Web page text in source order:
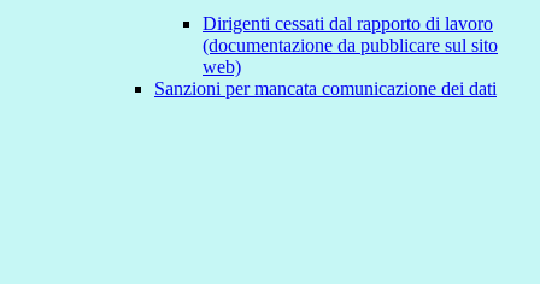
Dirigenti cessati dal rapporto di lavoro
(documentazione da pubblicare sul sito
web)
Sanzioni per mancata comunicazione dei dati